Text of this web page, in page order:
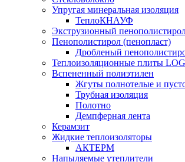
Упругая минеральная изоляция
ТеплоКНАУФ
Экструзионный
Пенополистирол (пенопласт)
Дробленый
Теплоизоляционные плиты
Вспененный полиэтилен
Жгуты полнотелые и
Трубная изоляция
Полотно
Демпферная лента
Керамзит
Жидкие теплоизоляторы
АКТЕРМ
Напыляемые утеплители